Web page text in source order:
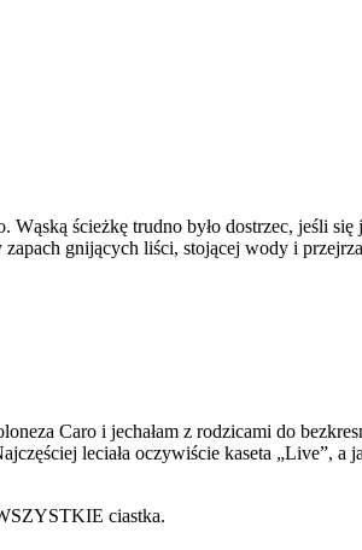
ścieżkę trudno było dostrzec, jeśli
gnijących liści, stojącej wody i
Caro i jechałam z rodzicami do
leciała oczywiście kaseta „Live”, a
ciastka.